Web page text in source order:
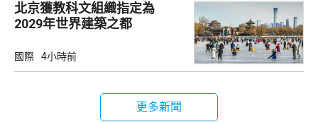
北京獲教科文組織指定為
2029年世界建築之都
國際 4小時前
更多新聞